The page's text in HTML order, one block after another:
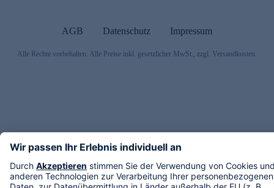
AGB Datenschutz Impressum
Alle Rechte vorbehalten. Alle Preise inkl. gesetzlicher MwSt., zzgl. Versandkosten.